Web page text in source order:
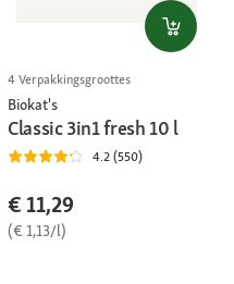
4 Verpakkingsgroottes
Biokat's
Classic 3in1 fresh 10 l
4.2 (550)
€ 11,29
(€ 1,13/l)